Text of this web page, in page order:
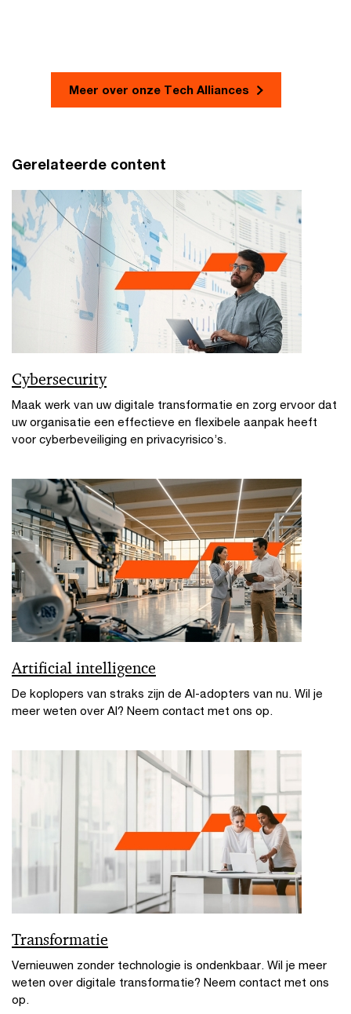
Meer over onze Tech Alliances
Gerelateerde content
Cybersecurity
Maak werk van uw digitale transformatie en zorg ervoor dat
uw organisatie een effectieve en flexibele aanpak heeft
voor cyberbeveiliging en privacyrisico’s.
Artificial intelligence
De koplopers van straks zijn de AI-adopters van nu. Wil je
meer weten over AI? Neem contact met ons op.
Transformatie
Vernieuwen zonder technologie is ondenkbaar. Wil je meer
weten over digitale transformatie? Neem contact met ons
op.